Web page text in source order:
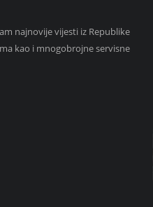
najnovije vijesti iz Republike
kao i mnogobrojne servisne